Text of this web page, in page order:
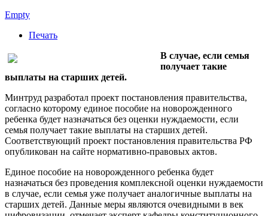
Empty
Печать
В случае, если семья
получает такие
выплаты на старших детей.
Минтруд разработал проект постановления правительства,
согласно которому единое пособие на новорожденного
ребенка будет назначаться без оценки нуждаемости, если
семья получает такие выплаты на старших детей.
Соответствующий проект постановления правительства РФ
опубликован на сайте нормативно-правовых актов.
Единое пособие на новорожденного ребенка будет
назначаться без проведения комплексной оценки нуждаемости
в случае, если семья уже получает аналогичные выплаты на
старших детей. Данные меры являются очевидными в век